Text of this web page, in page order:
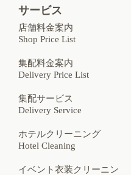
サービス
店舗料金案内
Shop Price List
集配料金案内
Delivery Price List
集配サービス
Delivery Service
ホテルクリーニング
Hotel Cleaning
イベント衣装クリーニン